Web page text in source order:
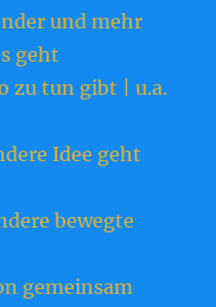
und mehr
geht
zu tun gibt | u.a.
Idee geht
bewegte
gemeinsam